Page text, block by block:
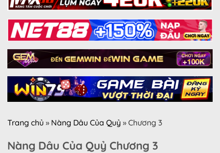
Trang chủ » Nàng Dâu Của Quỷ » Chương 3
Nàng Dâu Của Quỷ Chương 3